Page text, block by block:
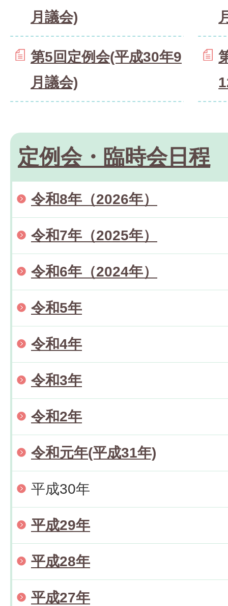
月議会)
第5回定例会(平成30年9
月議会)
定例会・臨時会日程
令和8年（2026年）
令和7年（2025年）
令和6年（2024年）
令和5年
令和4年
令和3年
令和2年
令和元年(平成31年)
平成30年
平成29年
平成28年
平成27年